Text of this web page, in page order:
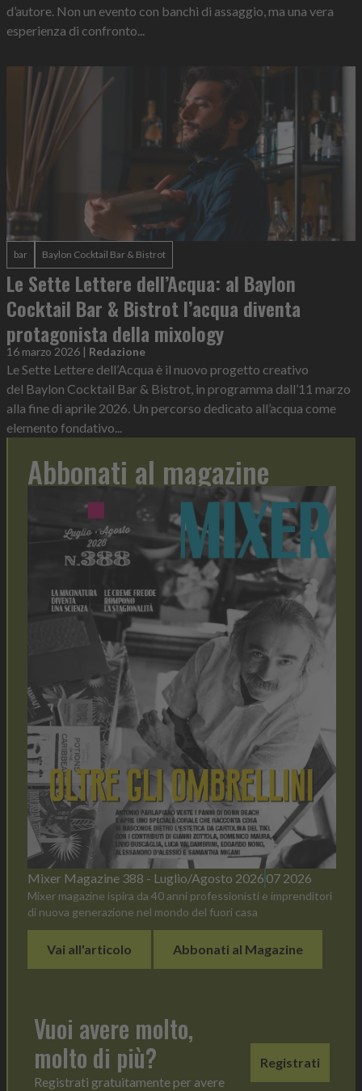
d’autore. Non un evento con banchi di assaggio, ma una vera
esperienza di confronto...
bar Baylon Cocktail Bar & Bistrot
Le Sette Lettere dell’Acqua: al Baylon
Cocktail Bar & Bistrot l’acqua diventa
protagonista della mixology
16 marzo 2026 | Redazione
Le Sette Lettere dell’Acqua è il nuovo progetto creativo
del Baylon Cocktail Bar & Bistrot, in programma dall’11 marzo
alla fine di aprile 2026. Un percorso dedicato all’acqua come
elemento fondativo...
Abbonati al magazine
Mixer Magazine 388 - Luglio/Agosto 2026 07 2026
Mixer magazine ispira da 40 anni professionisti e imprenditori
di nuova generazione nel mondo del fuori casa
Vai all'articolo Abbonati al Magazine
Vuoi avere molto,
molto di più?
Registrati gratuitamente per avere
Registrati